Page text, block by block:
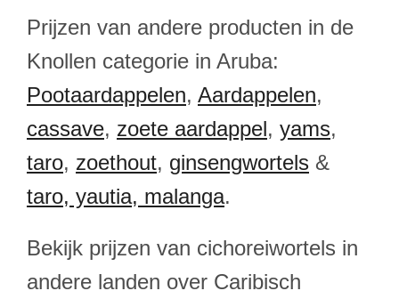
Prijzen van andere producten in de
Knollen categorie in Aruba:
Pootaardappelen, Aardappelen,
cassave, zoete aardappel, yams,
taro, zoethout, ginsengwortels &
taro, yautia, malanga.
Bekijk prijzen van cichoreiwortels in
andere landen over Caribisch